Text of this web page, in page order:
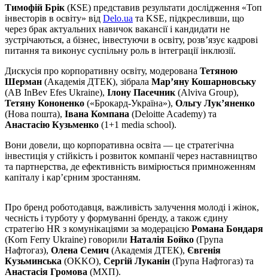
Тимофій Брік(КSE) представив результати дослідження «Топ
інвесторів в освіту» від Delo.ua та KSE, підкресливши, що
через брак актуальних навичок вакансії і кандидати не
зустрічаються, а бізнес, інвестуючи в освіту, розв’язує кадрові
питання та виконує суспільну роль в інтеграції інклюзії.
Дискусія про корпоративну освіту, модерована Тетяною
Шерман (Академія ДТЕК), зібрала Мар’яну Кошарновську
(AB InBev Efes Ukraine), Ілону Пасечник(Alviva Group),
Тетяну Кононенко («Брокард-Україна»), Ольгу Лук’яненко
(Нова пошта), Івана Компана (Deloitte Academy) та
Анастасію Кузьменко (1+1 media school).
Вони довели, що корпоративна освіта — це стратегічна
інвестиція у стійкість і розвиток компанії через наставництво
та партнерства, де ефективність вимірюється примноженням
капіталу і кар’єрним зростанням.
Про бренд роботодавця, важливість залучення молоді і жінок,
чесність і турботу у формуванні бренду, а також єдину
стратегію HR з комунікаціями за модерацією Романа Бондаря
(Korn Ferry Ukraine) говорили Наталія Бойко (Група
Нафтогаз), Олена Семич (Академія ДТЕК), Євгенія
Кузьминська (OKKO), Сергій Луканін (Група Нафтогаз) та
Анастасія Громова (МХП).